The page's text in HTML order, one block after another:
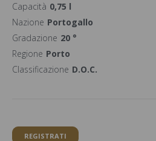
Capacità 0,75 l
Nazione Portogallo
Gradazione 20 °
Regione Porto
Classificazione D.O.C.
REGISTRATI